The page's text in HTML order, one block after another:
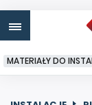
MATERIAŁY DO